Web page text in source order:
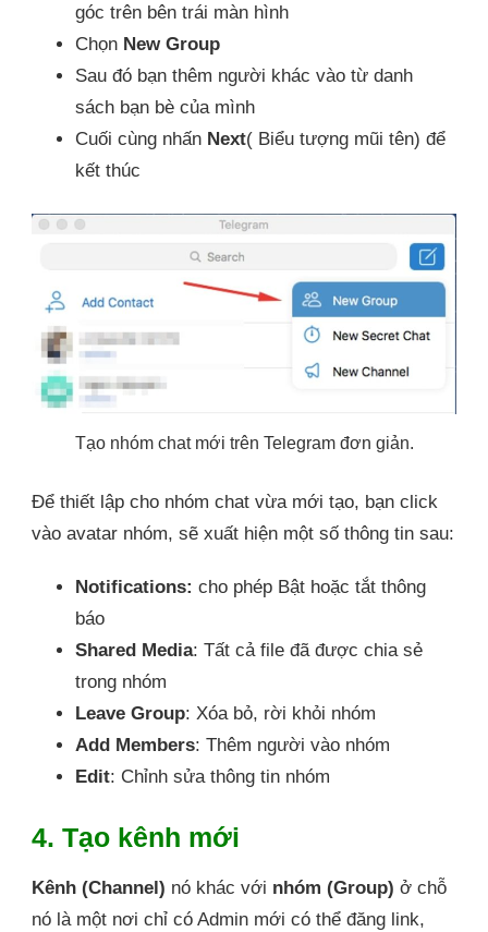
góc trên bên trái màn hình
Chọn New Group
Sau đó bạn thêm người khác vào từ danh
sách bạn bè của mình
Cuối cùng nhấn Next( Biểu tượng mũi tên) để
kết thúc
Tạo nhóm chat mới trên Telegram đơn giản.
Để thiết lập cho nhóm chat vừa mới tạo, bạn click
vào avatar nhóm, sẽ xuất hiện một số thông tin sau:
Notifications: cho phép Bật hoặc tắt thông
báo
Shared Media: Tất cả file đã được chia sẻ
trong nhóm
Leave Group: Xóa bỏ, rời khỏi nhóm
Add Members: Thêm người vào nhóm
Edit: Chỉnh sửa thông tin nhóm
4. Tạo kênh mới
Kênh (Channel) nó khác với nhóm (Group) ở chỗ
nó là một nơi chỉ có Admin mới có thể đăng link,